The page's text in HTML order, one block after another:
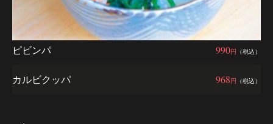
990円 （税込）
ピビンパ
968円 （税込）
カルビクッパ